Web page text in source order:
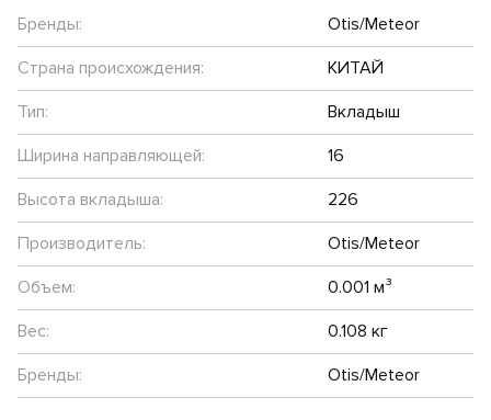
Бренды:
Otis/Meteor
Страна происхождения:
КИТАЙ
Тип:
Вкладыш
Ширина направляющей:
16
Высота вкладыша:
226
Производитель:
Otis/Meteor
Объем:
0.001 м³
Вес:
0.108 кг
Бренды:
Otis/Meteor